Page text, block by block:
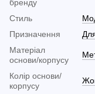
бренду
Стиль
Призначення
Матеріал
основи/корпусу
Колір основи/
корпусу